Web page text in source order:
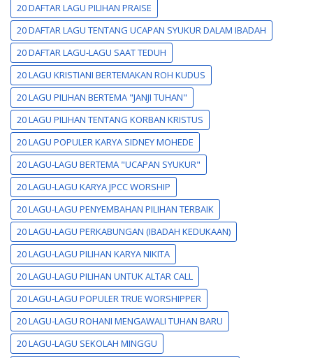
20 DAFTAR LAGU PILIHAN PRAISE
20 DAFTAR LAGU TENTANG UCAPAN SYUKUR DALAM IBADAH
20 DAFTAR LAGU-LAGU SAAT TEDUH
20 LAGU KRISTIANI BERTEMAKAN ROH KUDUS
20 LAGU PILIHAN BERTEMA "JANJI TUHAN"
20 LAGU PILIHAN TENTANG KORBAN KRISTUS
20 LAGU POPULER KARYA SIDNEY MOHEDE
20 LAGU-LAGU BERTEMA "UCAPAN SYUKUR"
20 LAGU-LAGU KARYA JPCC WORSHIP
20 LAGU-LAGU PENYEMBAHAN PILIHAN TERBAIK
20 LAGU-LAGU PERKABUNGAN (IBADAH KEDUKAAN)
20 LAGU-LAGU PILIHAN KARYA NIKITA
20 LAGU-LAGU PILIHAN UNTUK ALTAR CALL
20 LAGU-LAGU POPULER TRUE WORSHIPPER
20 LAGU-LAGU ROHANI MENGAWALI TUHAN BARU
20 LAGU-LAGU SEKOLAH MINGGU